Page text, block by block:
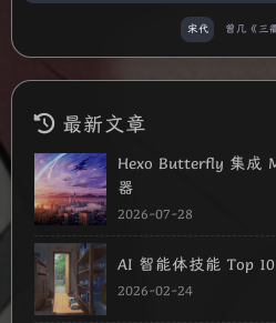
宋代 曾几《三
最新文章
Hexo Butterfly 集成
器
2026-07-28
AI 智能体技能 Top
2026-02-24